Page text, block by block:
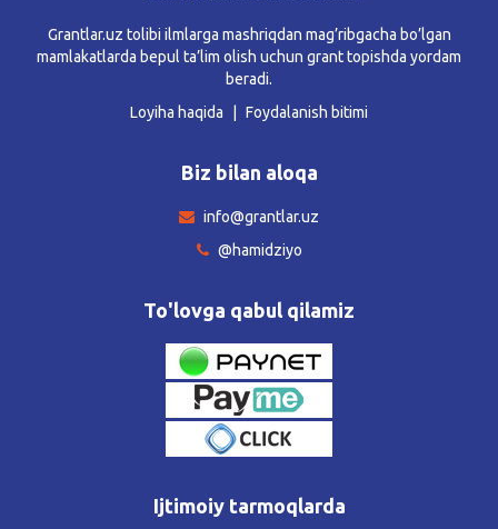
Grantlar.uz tolibi ilmlarga mashriqdan mag’ribgacha bo’lgan
mamlakatlarda bepul ta’lim olish uchun grant topishda yordam
beradi.
Loyiha haqida
Foydalanish bitimi
Biz bilan aloqa
info@grantlar.uz
@hamidziyo
To'lovga qabul qilamiz
Ijtimoiy tarmoqlarda